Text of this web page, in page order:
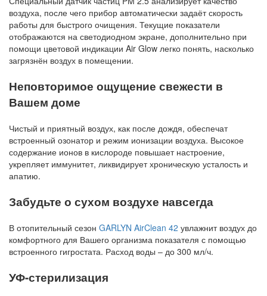
воздуха, после чего прибор автоматически задаёт скорость
работы для быстрого очищения. Текущие показатели
отображаются на светодиодном экране, дополнительно при
помощи цветовой индикации Air Glow легко понять, насколько
загрязнён воздух в помещении.
Неповторимое ощущение свежести в
Вашем доме
Чистый и приятный воздух, как после дождя, обеспечат
встроенный озонатор и режим ионизации воздуха. Высокое
содержание ионов в кислороде повышает настроение,
укрепляет иммунитет, ликвидирует хроническую усталость и
апатию.
Забудьте о сухом воздухе навсегда
В отопительный сезон GARLYN AirClean 42 увлажнит воздух до
комфортного для Вашего организма показателя с помощью
встроенного гигростата. Расход воды – до 300 мл/ч.
УФ-стерилизация